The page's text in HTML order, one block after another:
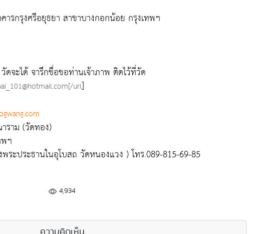
รกรุงศรีอยุธยา สาขาบางกอกน้อย กรุงเทพฯ
จะได้ จารึกชื่อขอท่านเจ้าภาพ ติดไว้ที่วัด
url]
ราม (วัดทอง)
ฯ
ระประธานในอุโบสถ วัดหนองแวง ) โทร.089-815-69-85
4,934
ความคิดเห็น